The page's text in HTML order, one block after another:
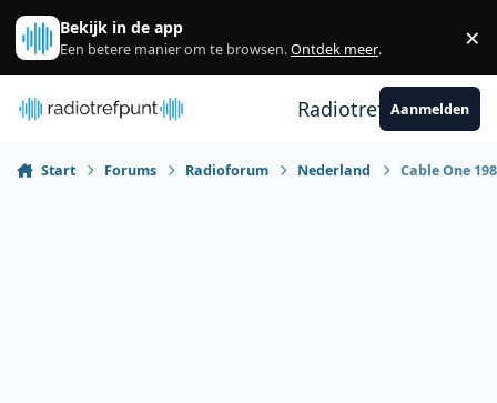
Spring naar bijdragen
Bekijk in de app
Een betere manier om te browsen.Ontdek meer. ×
RadiotrefpuntAanmelden
Start Forums Radioforum Nederland Cable One